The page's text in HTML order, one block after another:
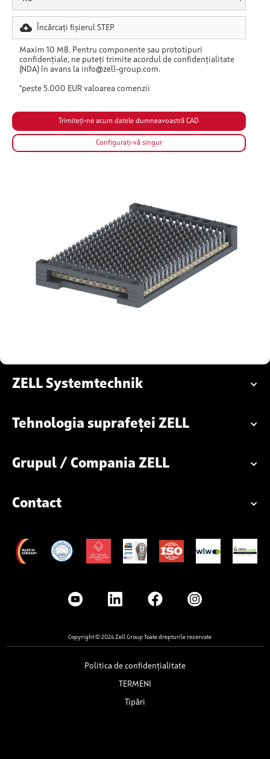
Încărcați fișierul STEP
Maxim 10 MB. Pentru componente sau prototipuri
confidențiale, ne puteți trimite acordul de confidențialitate
(NDA) în avans la info@zell-group.com.
*peste 5.000 EUR valoarea comenzii
Configurați-vă singur
ZELL Systemtechnik
Tehnologia suprafeței ZELL
Grupul / Compania ZELL
Contact
Copyright © 2024 Zell Group Toate drepturile rezervate
Politica de confidențialitate
TERMENI
Tipări